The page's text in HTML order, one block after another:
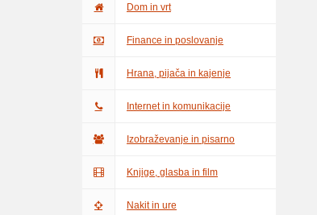
Dom in vrt
Finance in poslovanje
Hrana, pijača in kajenje
Internet in komunikacije
Izobraževanje in pisarno
Knjige, glasba in film
Nakit in ure